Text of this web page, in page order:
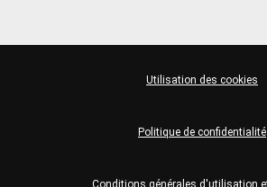
Conditions générales d'utilisation
Politique de confidentialité
Utilisation des cookies